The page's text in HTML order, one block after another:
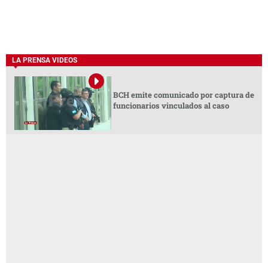
LA PRENSA VIDEOS
BCH emite comunicado por captura de
funcionarios vinculados al caso